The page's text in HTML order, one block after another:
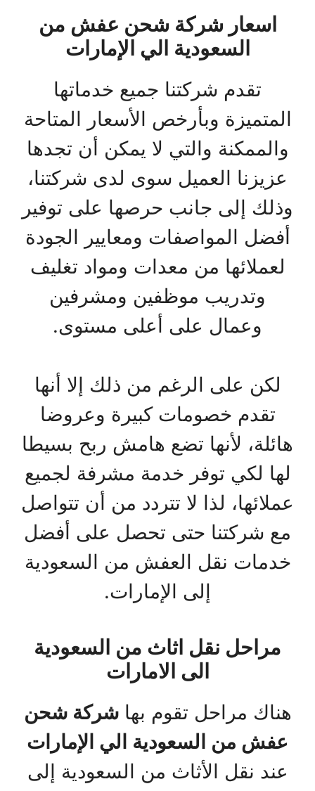
اسعار شركة شحن عفش من
السعودية الي الإمارات
تقدم شركتنا جميع خدماتها
المتميزة وبأرخص الأسعار المتاحة
والممكنة والتي لا يمكن أن تجدها
عزيزنا العميل سوى لدى شركتنا،
وذلك إلى جانب حرصها على توفير
أفضل المواصفات ومعايير الجودة
لعملائها من معدات ومواد تغليف
وتدريب موظفين ومشرفين
وعمال على أعلى مستوى.
لكن على الرغم من ذلك إلا أنها
تقدم خصومات كبيرة وعروضا
هائلة، لأنها تضع هامش ربح بسيطا
لها لكي توفر خدمة مشرفة لجميع
عملائها، لذا لا تتردد من أن تتواصل
مع شركتنا حتى تحصل على أفضل
خدمات نقل العفش من السعودية
إلى الإمارات.
مراحل نقل اثاث من السعودية
الى الامارات
هناك مراحل تقوم بهاشركة شحن
عفش من السعودية الي الإمارات
عند نقل الأثاث من السعودية إلى